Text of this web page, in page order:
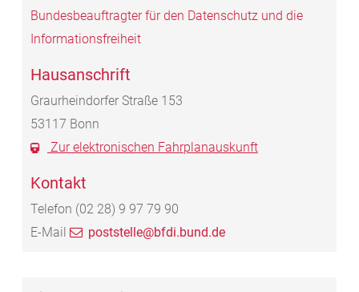
Bundesbeauftragter für den Datenschutz und die
Informationsfreiheit
Hausanschrift
Graurheindorfer Straße 153
53117 Bonn
Zur elektronischen Fahrplanauskunft
Kontakt
Telefon (02 28) 9 97 79 90
E-Mail
poststelle@bfdi.bund.de